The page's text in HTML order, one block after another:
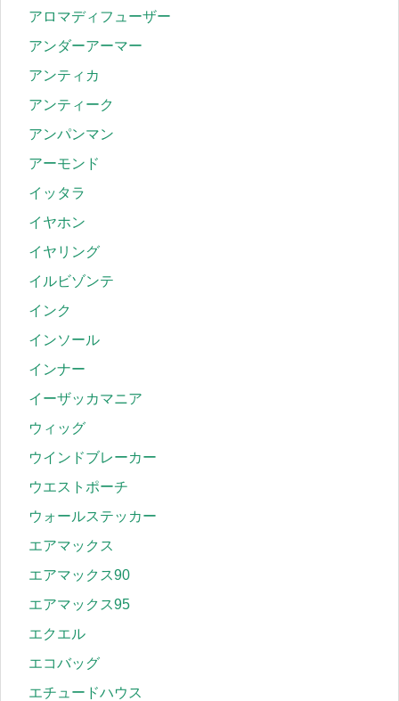
アロマディフューザー
アンダーアーマー
アンティカ
アンティーク
アンパンマン
アーモンド
イッタラ
イヤホン
イヤリング
イルビゾンテ
インク
インソール
インナー
イーザッカマニア
ウィッグ
ウインドブレーカー
ウエストポーチ
ウォールステッカー
エアマックス
エアマックス90
エアマックス95
エクエル
エコバッグ
エチュードハウス